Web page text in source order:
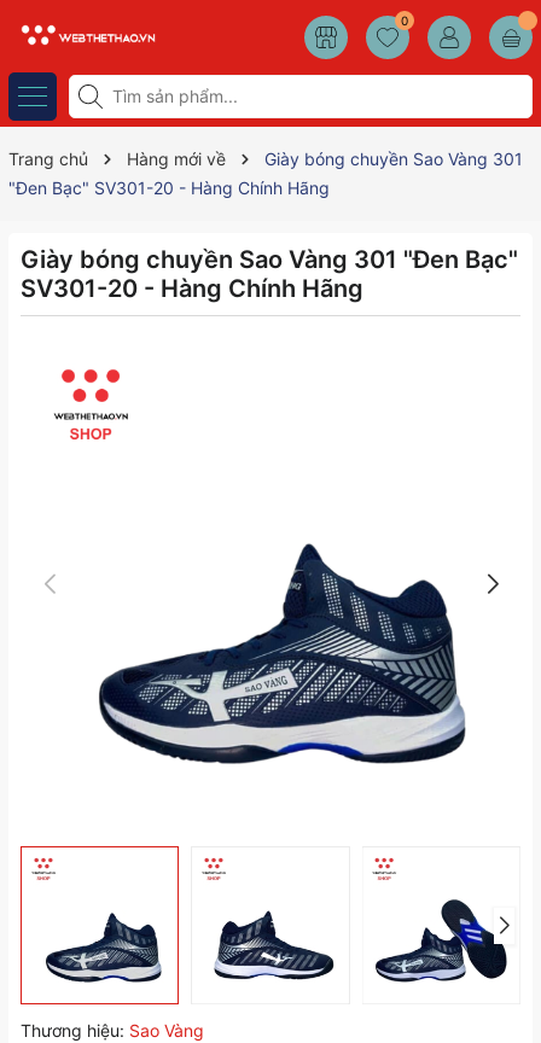
0
Trang chủ Hàng mới về
Giày bóng chuyền Sao Vàng 301
"Đen Bạc" SV301-20 - Hàng Chính Hãng
Giày bóng chuyền Sao Vàng 301 "Đen Bạc"
SV301-20 - Hàng Chính Hãng
Thương hiệu: Sao Vàng